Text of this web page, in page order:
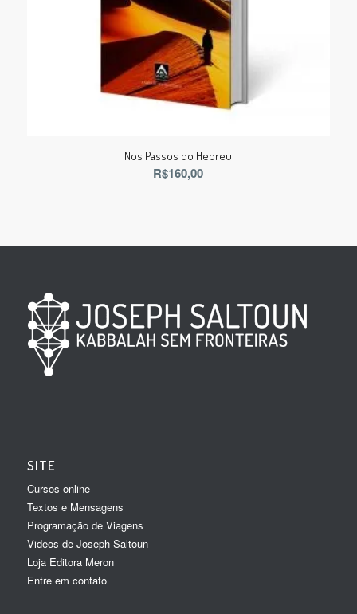
Nos Passos do Hebreu
R$160,00
SITE
Cursos online
Textos e Mensagens
Programação de Viagens
Videos de Joseph Saltoun
Loja Editora Meron
Entre em contato